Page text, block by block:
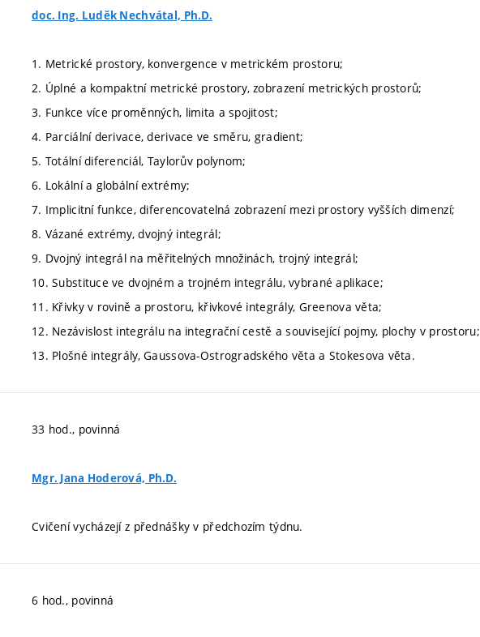
doc. Ing. Luděk Nechvátal, Ph.D.
1. Metrické prostory, konvergence v metrickém prostoru;
2. Úplné a kompaktní metrické prostory, zobrazení metrických prostorů;
3. Funkce více proměnných, limita a spojitost;
4. Parciální derivace, derivace ve směru, gradient;
5. Totální diferenciál, Taylorův polynom;
6. Lokální a globální extrémy;
7. Implicitní funkce, diferencovatelná zobrazení mezi prostory vyšších dimenzí;
8. Vázané extrémy, dvojný integrál;
9. Dvojný integrál na měřitelných množinách, trojný integrál;
10. Substituce ve dvojném a trojném integrálu, vybrané aplikace;
11. Křivky v rovině a prostoru, křivkové integrály, Greenova věta;
12. Nezávislost integrálu na integrační cestě a související pojmy, plochy v prostoru;
13. Plošné integrály, Gaussova-Ostrogradského věta a Stokesova věta.
33 hod., povinná
Mgr. Jana Hoderová, Ph.D.
Cvičení vycházejí z přednášky v předchozím týdnu.
6 hod., povinná